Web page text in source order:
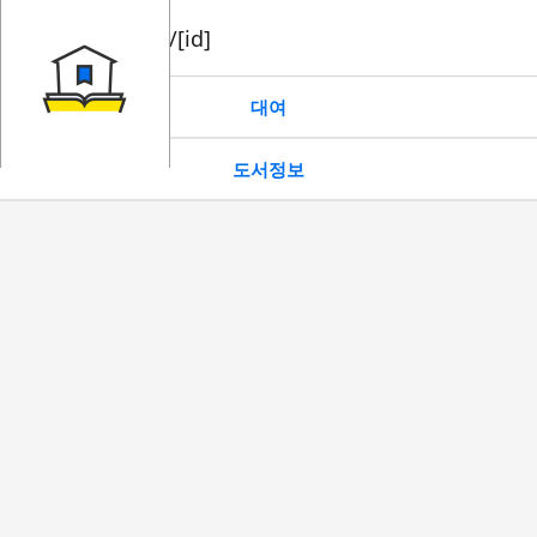
book/rent/[id]
대여
도서정보